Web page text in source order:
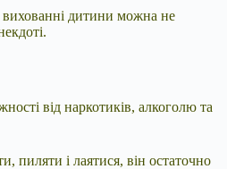
вихованні дитини можна не
від наркотиків, алкоголю та
пиляти і лаятися, він остаточно